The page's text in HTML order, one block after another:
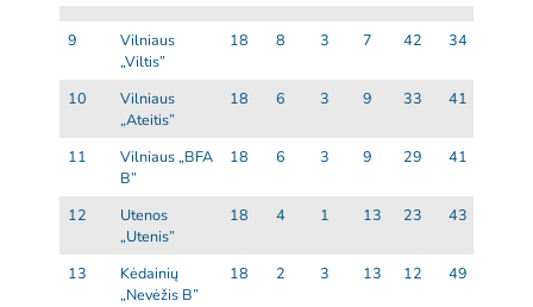
9
Vilniaus
„Viltis”
18 8 3 7 42 34
10
Vilniaus
„Ateitis”
18 6 3 9 33 41
11
Vilniaus „BFA
B”
18 6 3 9 29 41
12
Utenos
„Utenis”
18 4 1 13 23 43
13
Kėdainių
„Nevėžis B”
18 2 3 13 12 49